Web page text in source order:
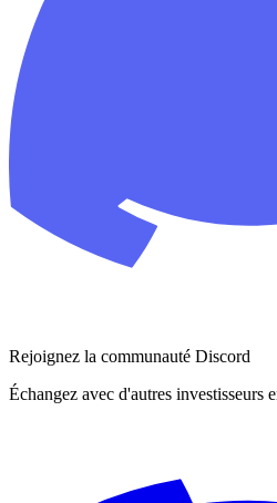
Rejoignez la communauté Discord
Échangez avec d'autres investisseurs